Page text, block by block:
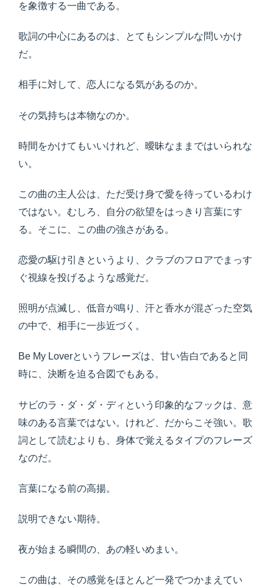
を象徴する一曲である。
歌詞の中心にあるのは、とてもシンプルな問いかけ
だ。
相手に対して、恋人になる気があるのか。
その気持ちは本物なのか。
時間をかけてもいいけれど、曖昧なままではいられな
い。
この曲の主人公は、ただ受け身で愛を待っているわけ
ではない。むしろ、自分の欲望をはっきり言葉にす
る。そこに、この曲の強さがある。
恋愛の駆け引きというより、クラブのフロアでまっす
ぐ視線を投げるような感覚だ。
照明が点滅し、低音が鳴り、汗と香水が混ざった空気
の中で、相手に一歩近づく。
Be My Loverというフレーズは、甘い告白であると同
時に、決断を迫る合図でもある。
サビのラ・ダ・ダ・ディという印象的なフックは、意
味のある言葉ではない。けれど、だからこそ強い。歌
詞として読むよりも、身体で覚えるタイプのフレーズ
なのだ。
言葉になる前の高揚。
説明できない期待。
夜が始まる瞬間の、あの軽いめまい。
この曲は、その感覚をほとんど一発でつかまえてい